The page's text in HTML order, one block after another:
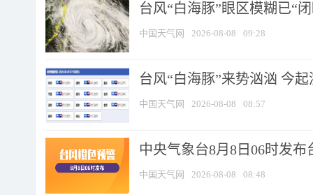
台风“白海豚”眼区模糊已“
中国天气网 2026-08-08 09:28
台风“白海豚”来势汹汹 今
中国天气网 2026-08-08 08:57
中央气象台8月8日06时发布
中国天气网 2026-08-08 08:48